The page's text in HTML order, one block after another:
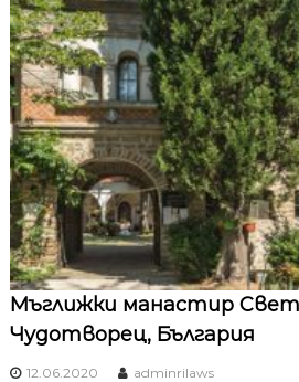
Мъглижки манастир
Чудотворец, България
12.06.2020 adminrilaws